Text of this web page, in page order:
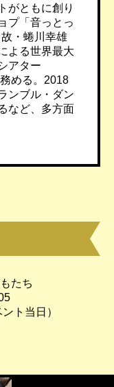
がともに創り
プ「音っとっ
・蜷川幸雄
よる世界最大
アター
める。2018
ンブル・ダン
など、多方面
たち
ト当日）